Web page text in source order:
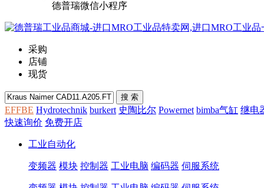
德普瑞微信小程序
采购
店铺
现货
EFFBE Hydrotechnik burkert 史陶比尔 Powernet bimba气缸 继电
快速询价 免费开店
工业自动化
变频器 模块 控制器 工业电脑 编码器 伺服系统